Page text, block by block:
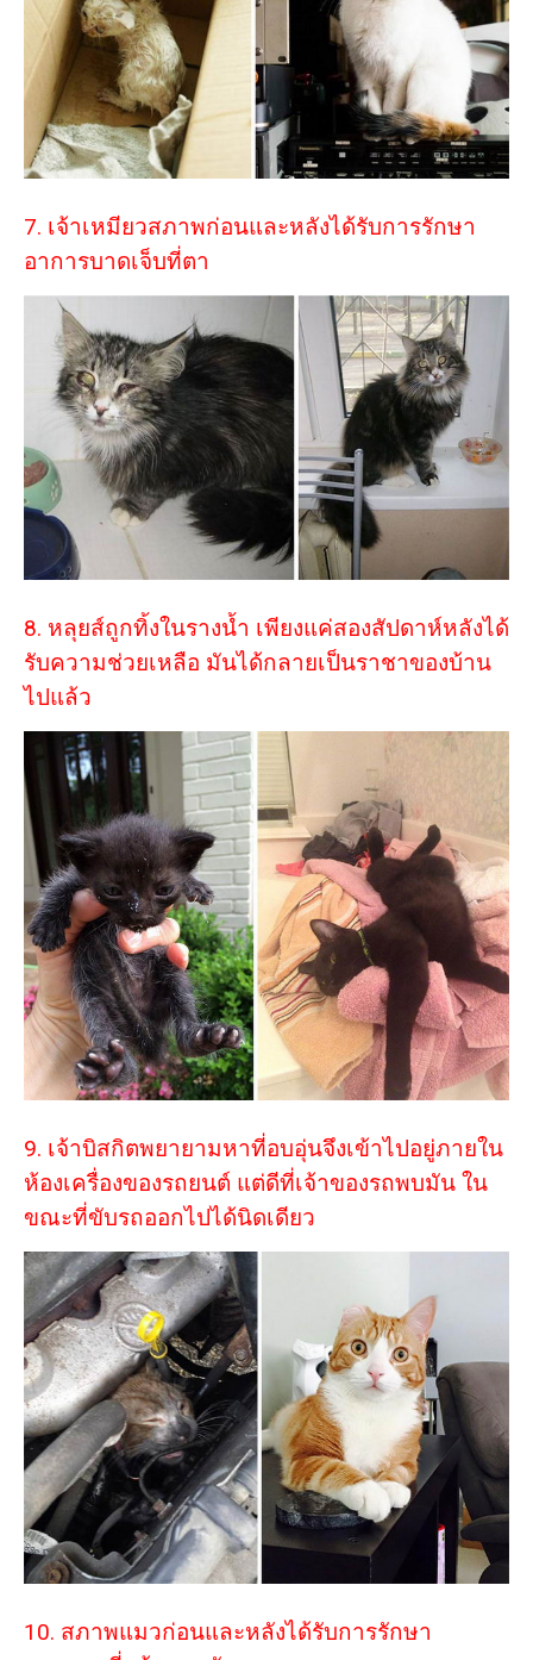
7. เจ้าเหมียวสภาพก่อนและหลังได้รับการรักษา
อาการบาดเจ็บที่ตา
8. หลุยส์ถูกทิ้งในรางน้ำ เพียงแค่สองสัปดาห์หลังได้
รับความช่วยเหลือ มันได้กลายเป็นราชาของบ้าน
ไปแล้ว
9. เจ้าบิสกิตพยายามหาที่อบอุ่นจึงเข้าไปอยู่ภายใน
ห้องเครื่องของรถยนต์ แต่ดีที่เจ้าของรถพบมัน ใน
ขณะที่ขับรถออกไปได้นิดเดียว
10. สภาพแมวก่อนและหลังได้รับการรักษา